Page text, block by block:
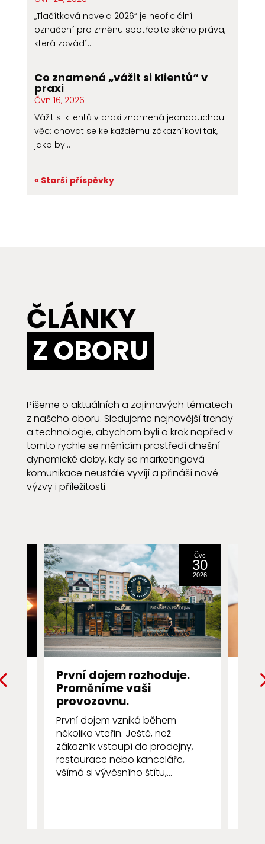
„Tlačítková novela 2026“ je neoficiální
označení pro změnu spotřebitelského práva,
která zavádí...
Co znamená „vážit si klientů“ v
praxi
Čvn 16, 2026
Vážit si klientů v praxi znamená jednoduchou
věc: chovat se ke každému zákazníkovi tak,
jako by...
« Starší příspěvky
ČLÁNKY
Z OBORU
Píšeme o aktuálních a zajímavých tématech
z našeho oboru. Sledujeme nejnovější trendy
a technologie, abychom byli o krok napřed v
tomto rychle se měnícím prostředí dnešní
dynamické doby, kdy se marketingová
komunikace neustále vyvíjí a přináší nové
výzvy i příležitosti.
Čvc
30
2026
První dojem rozhoduje.
Proměníme vaši
provozovnu.
První dojem vzniká během
několika vteřin. Ještě, než
zákazník vstoupí do prodejny,
restaurace nebo kanceláře,
všímá si vývěsního štítu,...